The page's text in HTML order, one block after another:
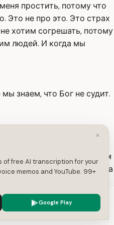
простить, потому что
Это не про это. Это страх
хотим согрешать, потому
людей. И когда мы
знаем, что Бог не судит.
что мне надо сказать:
Вижу, не хочу с этим
кровь Иисуса Христа
потрясающий. Это завет,
когда мы открываем
×
of free AI transcription for your
memos and YouTube. 99+
Google Play